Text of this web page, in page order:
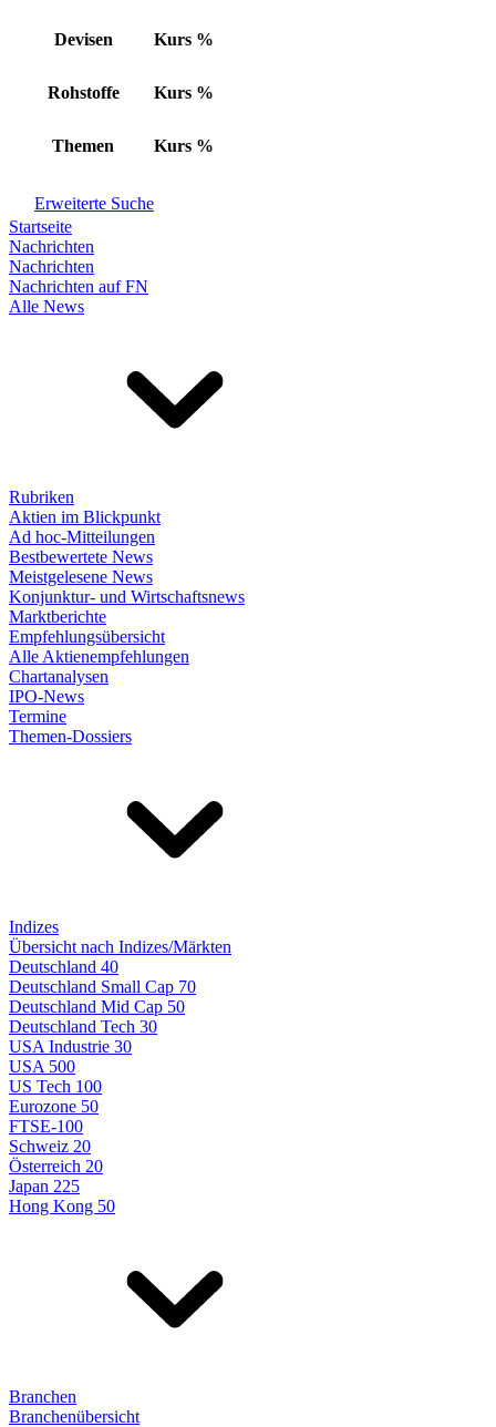
Devisen Kurs %
Rohstoffe Kurs %
Themen Kurs %
Erweiterte Suche
Startseite
Nachrichten
Nachrichten
Nachrichten auf FN
Alle News
Rubriken
Aktien im Blickpunkt
Ad hoc-Mitteilungen
Bestbewertete News
Meistgelesene News
Konjunktur- und Wirtschaftsnews
Marktberichte
Empfehlungsübersicht
Alle Aktienempfehlungen
Chartanalysen
IPO-News
Termine
Themen-Dossiers
Indizes
Übersicht nach Indizes/Märkten
Deutschland 40
Deutschland Small Cap 70
Deutschland Mid Cap 50
Deutschland Tech 30
USA Industrie 30
USA 500
US Tech 100
Eurozone 50
FTSE-100
Schweiz 20
Österreich 20
Japan 225
Hong Kong 50
Branchen
Branchenübersicht